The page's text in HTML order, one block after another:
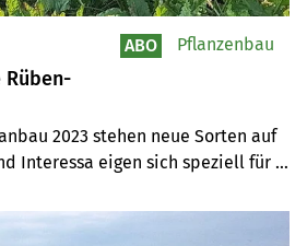
2023 stehen neue Sorten auf
Interessa eigen sich speziell für
Auch im Smart-Segement gibt
Sorte.
ABO Pflanzenbau